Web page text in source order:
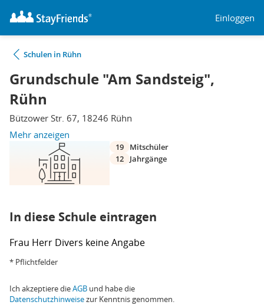
Einloggen
Schulen in Rühn
Grundschule "Am Sandsteig",
Rühn
Bützower Str. 67, 18246 Rühn
Mehr anzeigen
19
Mitschüler
12
Jahrgänge
In diese Schule eintragen
Frau Herr Divers keine Angabe
* Pflichtfelder
Ich akzeptiere dieAGB und habe die
Datenschutzhinweisezur Kenntnis genommen.